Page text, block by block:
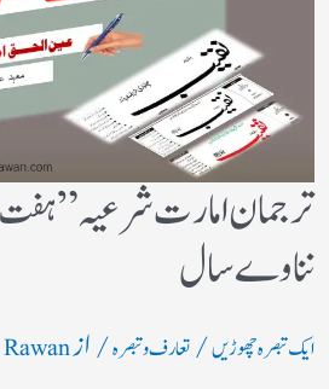
ترجمان امارت
نناوے سال
ایک تبصرہ چھوڑیں/تعارف و تبصرہ/ از